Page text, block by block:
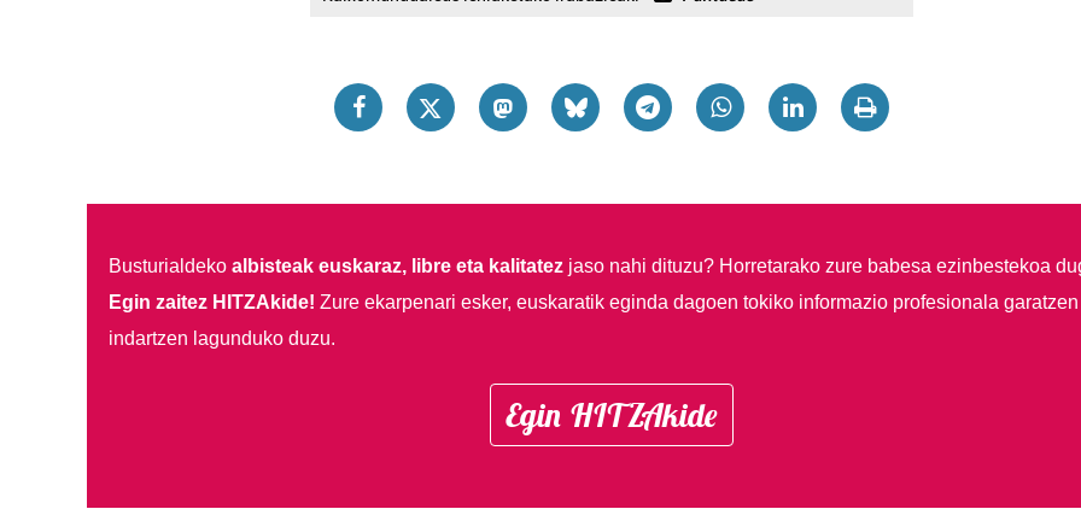
Busturialdeko albisteak euskaraz, libre eta kalitatezjaso nahi dituzu? Horretarako zure babesa ezinbestekoa
Egin zaitez HITZAkide! Zure ekarpenari esker, euskaratik eginda dagoen tokiko informazio profesionala
indartzen lagunduko duzu.
Egin HITZAkide